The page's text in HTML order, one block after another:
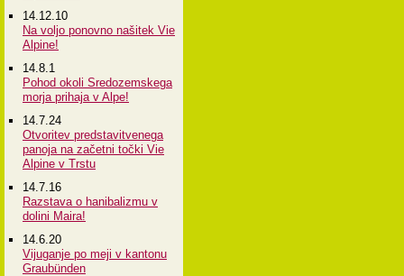
14.12.10
Na voljo ponovno našitek Vie
Alpine!
14.8.1
Pohod okoli Sredozemskega
morja prihaja v Alpe!
14.7.24
Otvoritev predstavitvenega
panoja na začetni točki Vie
Alpine v Trstu
14.7.16
Razstava o hanibalizmu v
dolini Maira!
14.6.20
Vijuganje po meji v kantonu
Graubünden